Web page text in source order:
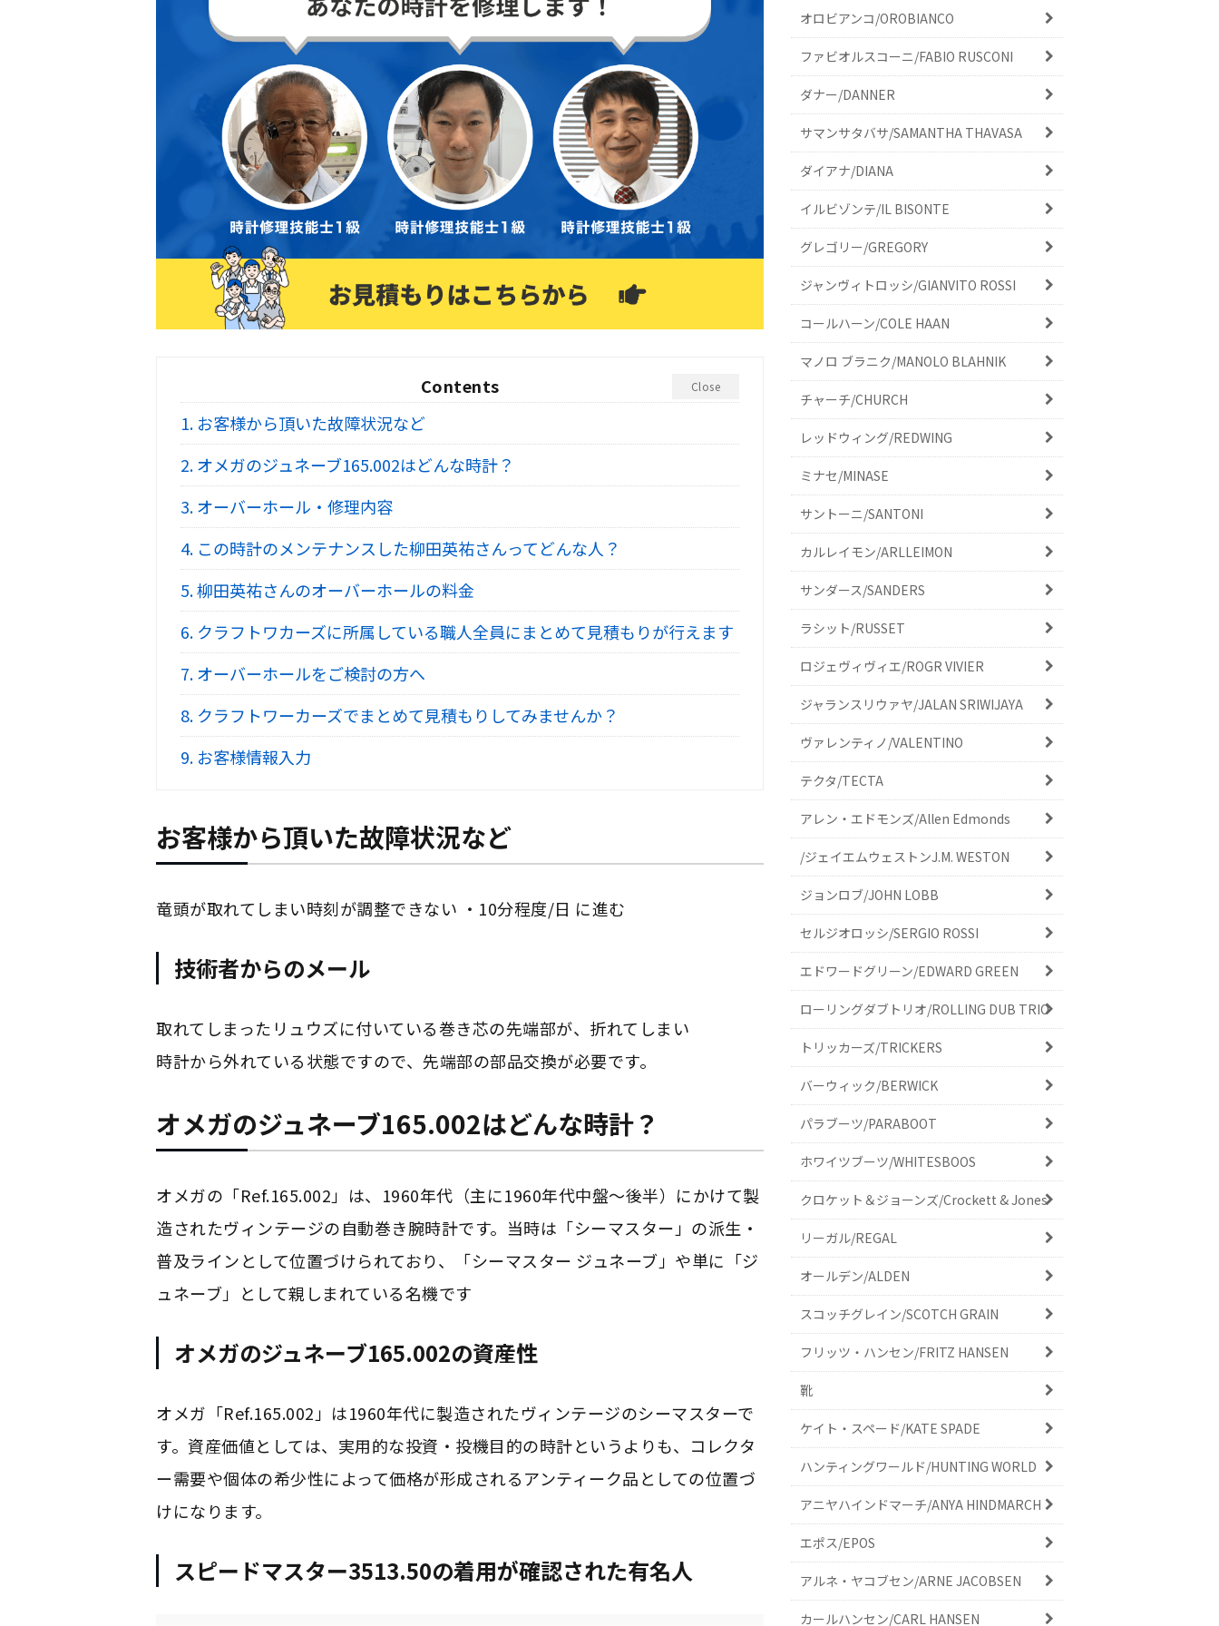
Contents Close
1. お客様から頂いた故障状況など
2.オメガのジュネーブ165.002はどんな時計？
3.オーバーホール・修理内容
4. この時計のメンテナンスした柳田英祐さんってどんな人？
5.柳田英祐さんのオーバーホールの料金
6. クラフトワカーズに所属している職人全員にまとめて見積もりが行えます
7.オーバーホールをご検討の方へ
8. クラフトワーカーズでまとめて見積もりしてみませんか？
9. お客様情報入力
お客様から頂いた故障状況など
竜頭が取れてしまい時刻が調整できない ・10分程度/日 に進む
技術者からのメール
取れてしまったリュウズに付いている巻き芯の先端部が、折れてしまい
時計から外れている状態ですので、先端部の部品交換が必要です。
オメガのジュネーブ165.002はどんな時計？
オメガの「Ref.165.002」は、1960年代（主に1960年代中盤〜後半）にかけて製
造されたヴィンテージの自動巻き腕時計です。当時は「シーマスター」の派生・
普及ラインとして位置づけられており、「シーマスター ジュネーブ」や単に「ジ
ュネーブ」として親しまれている名機です
オメガのジュネーブ165.002の資産性
オメガ「Ref.165.002」は1960年代に製造されたヴィンテージのシーマスターで
す。資産価値としては、実用的な投資・投機目的の時計というよりも、コレクタ
ー需要や個体の希少性によって価格が形成されるアンティーク品としての位置づ
けになります。
スピードマスター3513.50の着用が確認された有名人
オロビアンコ/OROBIANCO
ファビオルスコーニ/FABIO RUSCONI
ダナー/DANNER
サマンサタバサ/SAMANTHA THAVASA
ダイアナ/DIANA
イルビゾンテ/IL BISONTE
グレゴリー/GREGORY
ジャンヴィトロッシ/GIANVITO ROSSI
コールハーン/COLE HAAN
マノロ ブラニク/MANOLO BLAHNIK
チャーチ/CHURCH
レッドウィング/REDWING
ミナセ/MINASE
サントーニ/SANTONI
カルレイモン/ARLLEIMON
サンダース/SANDERS
ラシット/RUSSET
ロジェヴィヴィエ/ROGR VIVIER
ジャランスリウァヤ/JALAN SRIWIJAYA
ヴァレンティノ/VALENTINO
テクタ/TECTA
アレン・エドモンズ/Allen Edmonds
/ジェイエムウェストンJ.M. WESTON
ジョンロブ/JOHN LOBB
セルジオロッシ/SERGIO ROSSI
エドワードグリーン/EDWARD GREEN
ローリングダブトリオ/ROLLING DUB TRIO
トリッカーズ/TRICKERS
バーウィック/BERWICK
パラブーツ/PARABOOT
ホワイツブーツ/WHITESBOOS
クロケット＆ジョーンズ/Crockett & Jones
リーガル/REGAL
オールデン/ALDEN
スコッチグレイン/SCOTCH GRAIN
フリッツ・ハンセン/FRITZ HANSEN
靴
ケイト・スペード/KATE SPADE
ハンティングワールド/HUNTING WORLD
アニヤハインドマーチ/ANYA HINDMARCH
エポス/EPOS
アルネ・ヤコブセン/ARNE JACOBSEN
カールハンセン/CARL HANSEN